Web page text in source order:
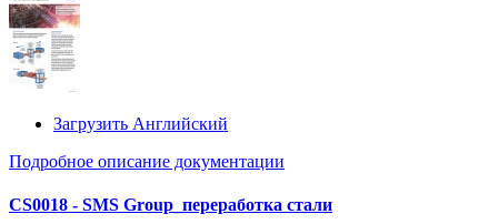
Загрузить Английский
Подробное описание документации
CS0018 - SMS Group_переработка стали